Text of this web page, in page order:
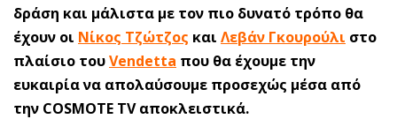
δράση και μάλιστα με τον πιο δυνατό τρόπο θα
έχουν οι Νίκος Τζώτζος και Λεβάν Γκουρούλι στο
πλαίσιο τουVendetta που θα έχουμε την
ευκαιρία να απολαύσουμε προσεχώς μέσα από
την COSMOTE TV αποκλειστικά.